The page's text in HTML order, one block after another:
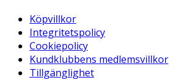
Köpvillkor
Integritetspolicy
Cookiepolicy
Kundklubbens medlemsvillkor
Tillgänglighet